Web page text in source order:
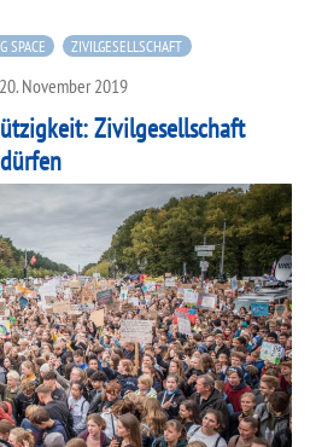
SPACE ZIVILGESELLSCHAFT
20. November 2019
Zivilgesellschaft